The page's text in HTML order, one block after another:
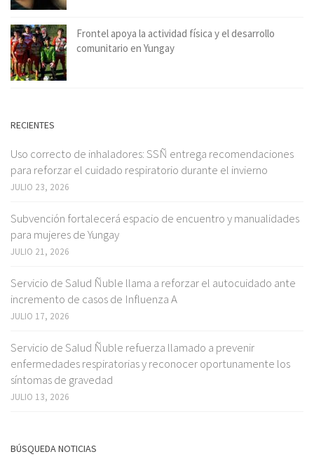
Frontel apoya la actividad física y el desarrollo
comunitario en Yungay
RECIENTES
Uso correcto de inhaladores: SSÑ entrega recomendaciones
para reforzar el cuidado respiratorio durante el invierno
JULIO 23, 2026
Subvención fortalecerá espacio de encuentro y manualidades
para mujeres de Yungay
JULIO 21, 2026
Servicio de Salud Ñuble llama a reforzar el autocuidado ante
incremento de casos de Influenza A
JULIO 17, 2026
Servicio de Salud Ñuble refuerza llamado a prevenir
enfermedades respiratorias y reconocer oportunamente los
síntomas de gravedad
JULIO 13, 2026
BÚSQUEDA NOTICIAS